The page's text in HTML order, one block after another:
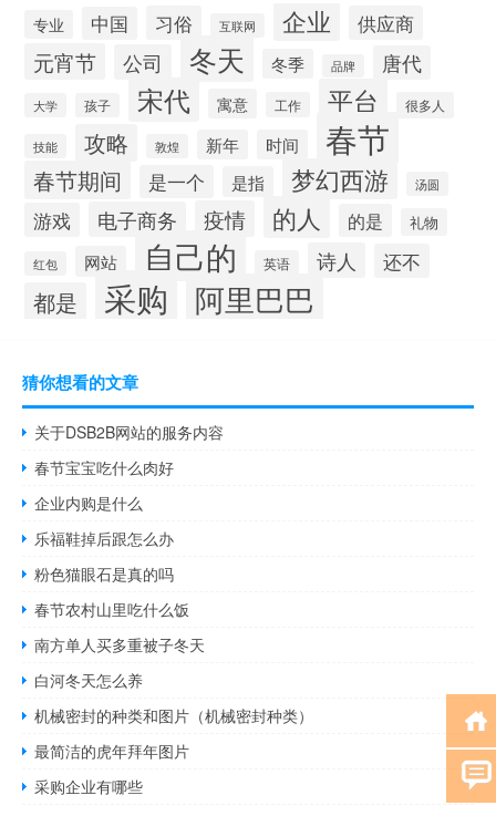
专业 中国 习俗 互联网 企业 供应商
元宵节 公司 冬天 冬季 品牌 唐代
大学 孩子 宋代 寓意 工作 平台 很多人
技能 攻略 敦煌 新年 时间 春节
春节期间 是一个 是指 梦幻西游 汤圆
游戏 电子商务 疫情 的人 的是 礼物
红包 网站 自己的 英语 诗人 还不
都是 采购 阿里巴巴
猜你想看的文章
关于DSB2B网站的服务内容
春节宝宝吃什么肉好
企业内购是什么
乐福鞋掉后跟怎么办
粉色猫眼石是真的吗
春节农村山里吃什么饭
南方单人买多重被子冬天
白河冬天怎么养
机械密封的种类和图片（机械密封种类）
最简洁的虎年拜年图片
采购企业有哪些